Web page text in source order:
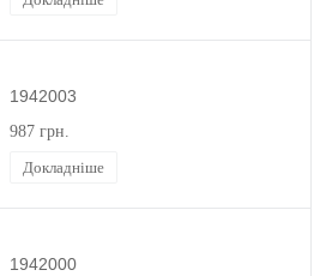
1942003
987 грн.
Докладніше
1942000